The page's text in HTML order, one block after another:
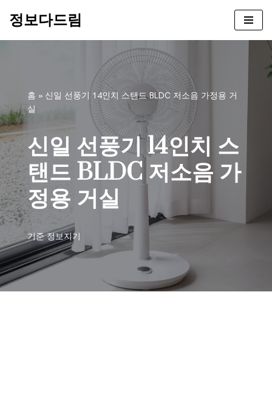
너
뛰
기
정보다드림
홈 » 신일 선풍기 14인치 스탠드 BLDC 저소음 가정용 거
실
신일 선풍기 14인치 스
탠드 BLDC 저소음 가
정용 거실
기준정보지기